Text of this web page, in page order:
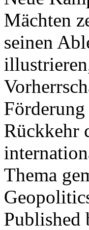
Mächten
seinen
Rückkehr
Thema